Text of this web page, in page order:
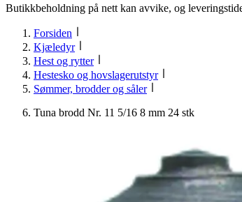
Butikkbeholdning på nett kan avvike, og
Forsiden
Kjæledyr
Hest og rytter
Hestesko og hovslagerutstyr
Sømmer, brodder og såler
Tuna brodd Nr. 11 5/16 8 mm 24 stk